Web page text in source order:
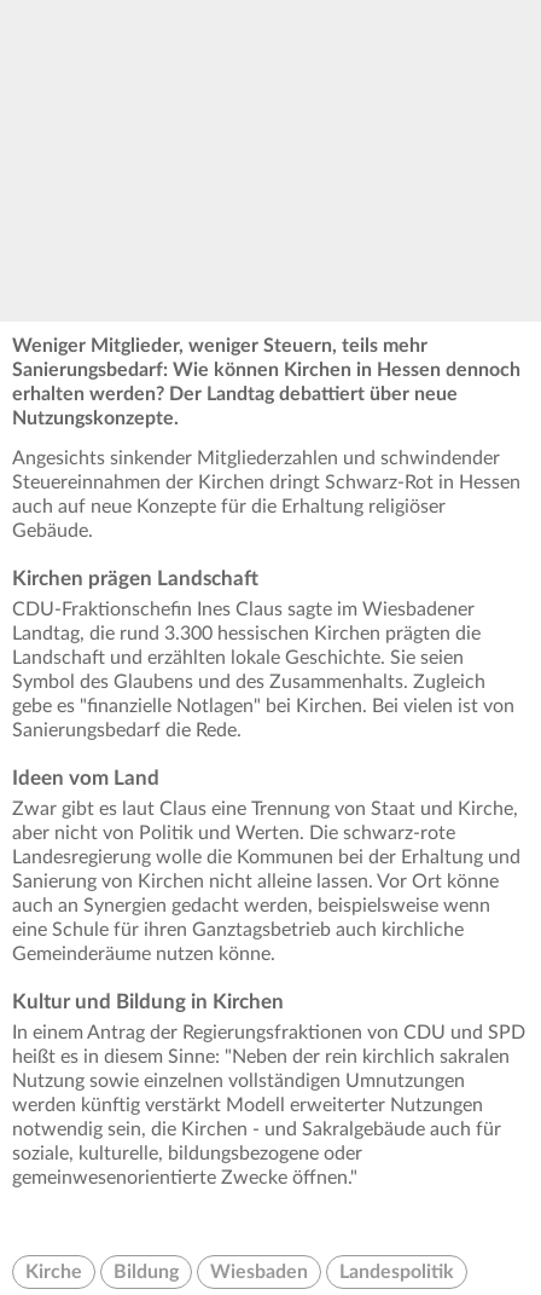
Weniger Mitglieder, weniger Steuern, teils mehr
Sanierungsbedarf: Wie können Kirchen in Hessen dennoch
erhalten werden? Der Landtag debattiert über neue
Nutzungskonzepte.
Angesichts sinkender Mitgliederzahlen und schwindender
Steuereinnahmen der Kirchen dringt Schwarz-Rot in Hessen
auch auf neue Konzepte für die Erhaltung religiöser
Gebäude.
Kirchen prägen Landschaft
CDU-Fraktionschefin Ines Claus sagte im Wiesbadener
Landtag, die rund 3.300 hessischen Kirchen prägten die
Landschaft und erzählten lokale Geschichte. Sie seien
Symbol des Glaubens und des Zusammenhalts. Zugleich
gebe es "finanzielle Notlagen" bei Kirchen. Bei vielen ist von
Sanierungsbedarf die Rede.
Ideen vom Land
Zwar gibt es laut Claus eine Trennung von Staat und Kirche,
aber nicht von Politik und Werten. Die schwarz-rote
Landesregierung wolle die Kommunen bei der Erhaltung und
Sanierung von Kirchen nicht alleine lassen. Vor Ort könne
auch an Synergien gedacht werden, beispielsweise wenn
eine Schule für ihren Ganztagsbetrieb auch kirchliche
Gemeinderäume nutzen könne.
Kultur und Bildung in Kirchen
In einem Antrag der Regierungsfraktionen von CDU und SPD
heißt es in diesem Sinne: "Neben der rein kirchlich sakralen
Nutzung sowie einzelnen vollständigen Umnutzungen
werden künftig verstärkt Modell erweiterter Nutzungen
notwendig sein, die Kirchen - und Sakralgebäude auch für
soziale, kulturelle, bildungsbezogene oder
gemeinwesenorientierte Zwecke öffnen."
Kirche Bildung Wiesbaden Landespolitik